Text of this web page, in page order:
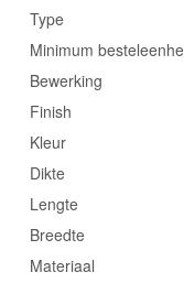
Type
Minimum
Bewerking
Finish
Kleur
Dikte
Lengte
Breedte
Materiaal